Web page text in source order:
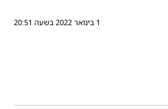
1 בינואר 2022 בשעה 20:51